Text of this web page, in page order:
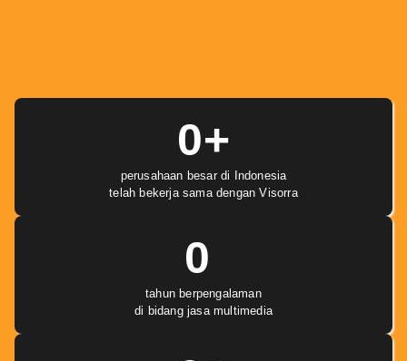
perusahaan besar di Indonesia
telah bekerja sama dengan Visorra
0+
tahun berpengalaman
di bidang jasa multimedia
0